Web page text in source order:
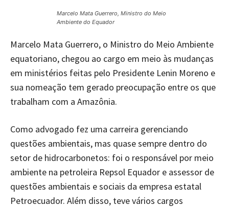
Marcelo Mata Guerrero, Ministro do Meio
Ambiente do Equador
Marcelo Mata Guerrero, o Ministro do Meio Ambiente
equatoriano, chegou ao cargo em meio às mudanças
em ministérios feitas pelo Presidente Lenin Moreno e
sua nomeação tem gerado preocupação entre os que
trabalham com a Amazônia.
Como advogado fez uma carreira gerenciando
questões ambientais, mas quase sempre dentro do
setor de hidrocarbonetos: foi o responsável por meio
ambiente na petroleira Repsol Equador e assessor de
questões ambientais e sociais da empresa estatal
Petroecuador. Além disso, teve vários cargos